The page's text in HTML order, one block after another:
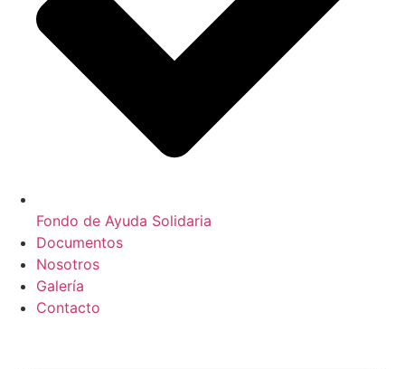
Fondo de Ayuda Solidaria
Documentos
Nosotros
Galería
Contacto